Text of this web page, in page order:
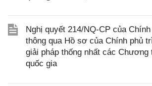
Nghị quyết 214/NQ-CP của
thông qua Hồ sơ của Chính phủ
giải pháp thống nhất các Chương
quốc gia